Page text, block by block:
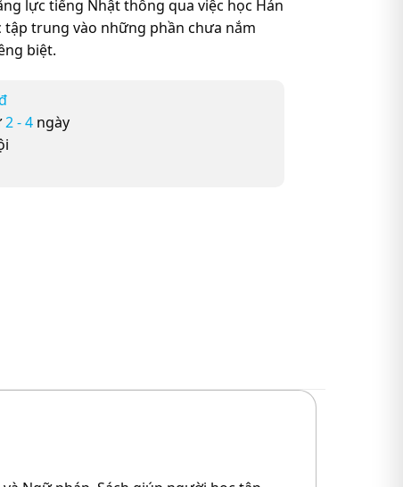
lực tiếng Nhật thông qua việc học Hán
trung vào những phần chưa nắm
biệt.
2 - 4 ngày
Lực Nhật Ngữ số lượng